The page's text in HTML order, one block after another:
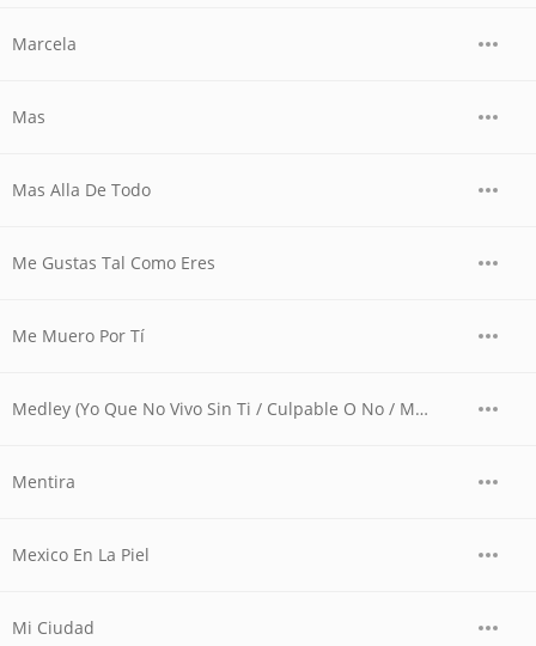
Marcela
Mas
Mas Alla De Todo
Me Gustas Tal Como Eres
Me Muero Por Tí
Medley (Yo Que No Vivo Sin Ti / Culpable O No / Más Allá De Todo / Fría Como El Viento / Entrégate /Tengo Todo Excepto A Ti / La I (En Vivo)
Mentira
Mexico En La Piel
Mi Ciudad